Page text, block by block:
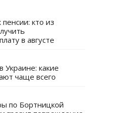
кто из
в августе
какие
чаще всего
по Бортницкой